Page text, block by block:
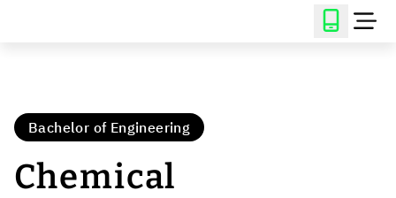
Bachelor of Engineering
Chemical